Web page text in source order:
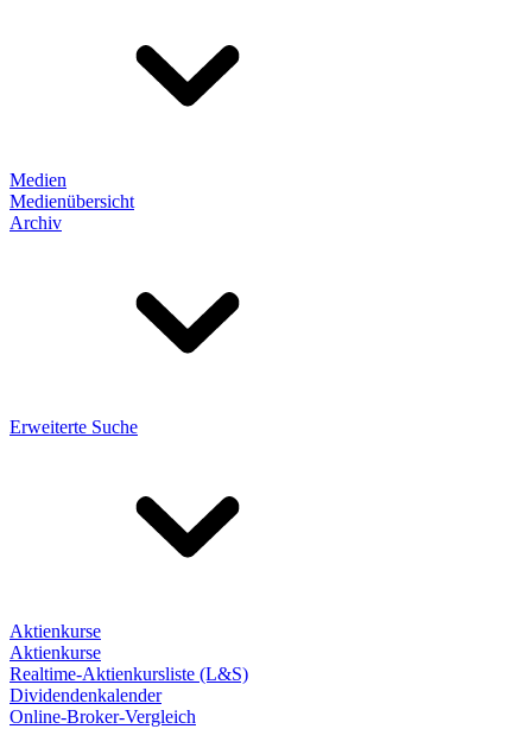
Medien
Medienübersicht
Archiv
Erweiterte Suche
Aktienkurse
Aktienkurse
Realtime-Aktienkursliste (L&S)
Dividendenkalender
Online-Broker-Vergleich